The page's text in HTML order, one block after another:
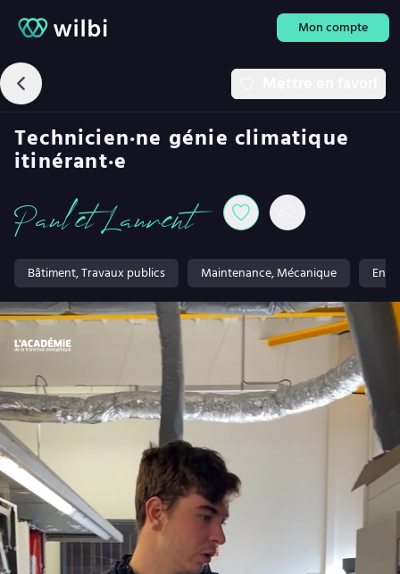
Mon compte
Technicien·ne génie climatique
itinérant·e
Paul et Laurent
Bâtiment, Travaux publics Maintenance, Mécanique